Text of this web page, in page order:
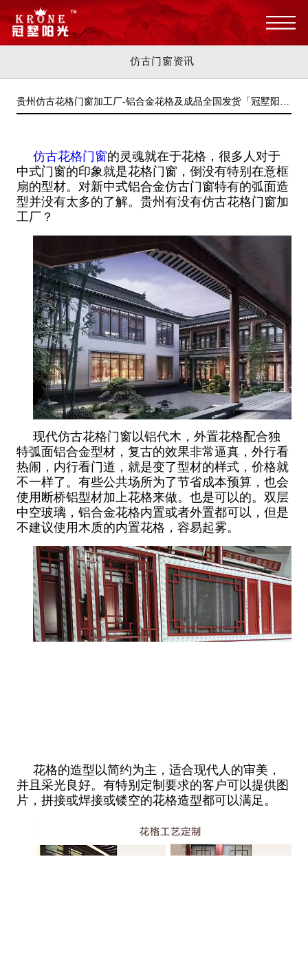
仿古门窗资讯
贵州仿古花格门窗加工厂-铝合金花格及成品全国发货「冠墅阳
仿古花格门窗的灵魂就在于花格，很多人对于
中式门窗的印象就是花格门窗，倒没有特别在意框
扇的型材。对新中式铝合金仿古门窗特有的弧面造
型并没有太多的了解。贵州有没有仿古花格门窗加
工厂？
现代仿古花格门窗以铝代木，外置花格配合独
特弧面铝合金型材，复古的效果非常逼真，外行看
热闹，内行看门道，就是变了型材的样式，价格就
不一样了。有些公共场所为了节省成本预算，也会
使用断桥铝型材加上花格来做。也是可以的。双层
中空玻璃，铝合金花格内置或者外置都可以，但是
不建议使用木质的内置花格，容易起雾。
花格的造型以简约为主，适合现代人的审美，
并且采光良好。有特别定制要求的客户可以提供图
片，拼接或焊接或镂空的花格造型都可以满足。